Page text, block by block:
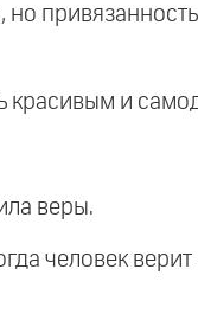
но
красивым и
веры.
человек верит